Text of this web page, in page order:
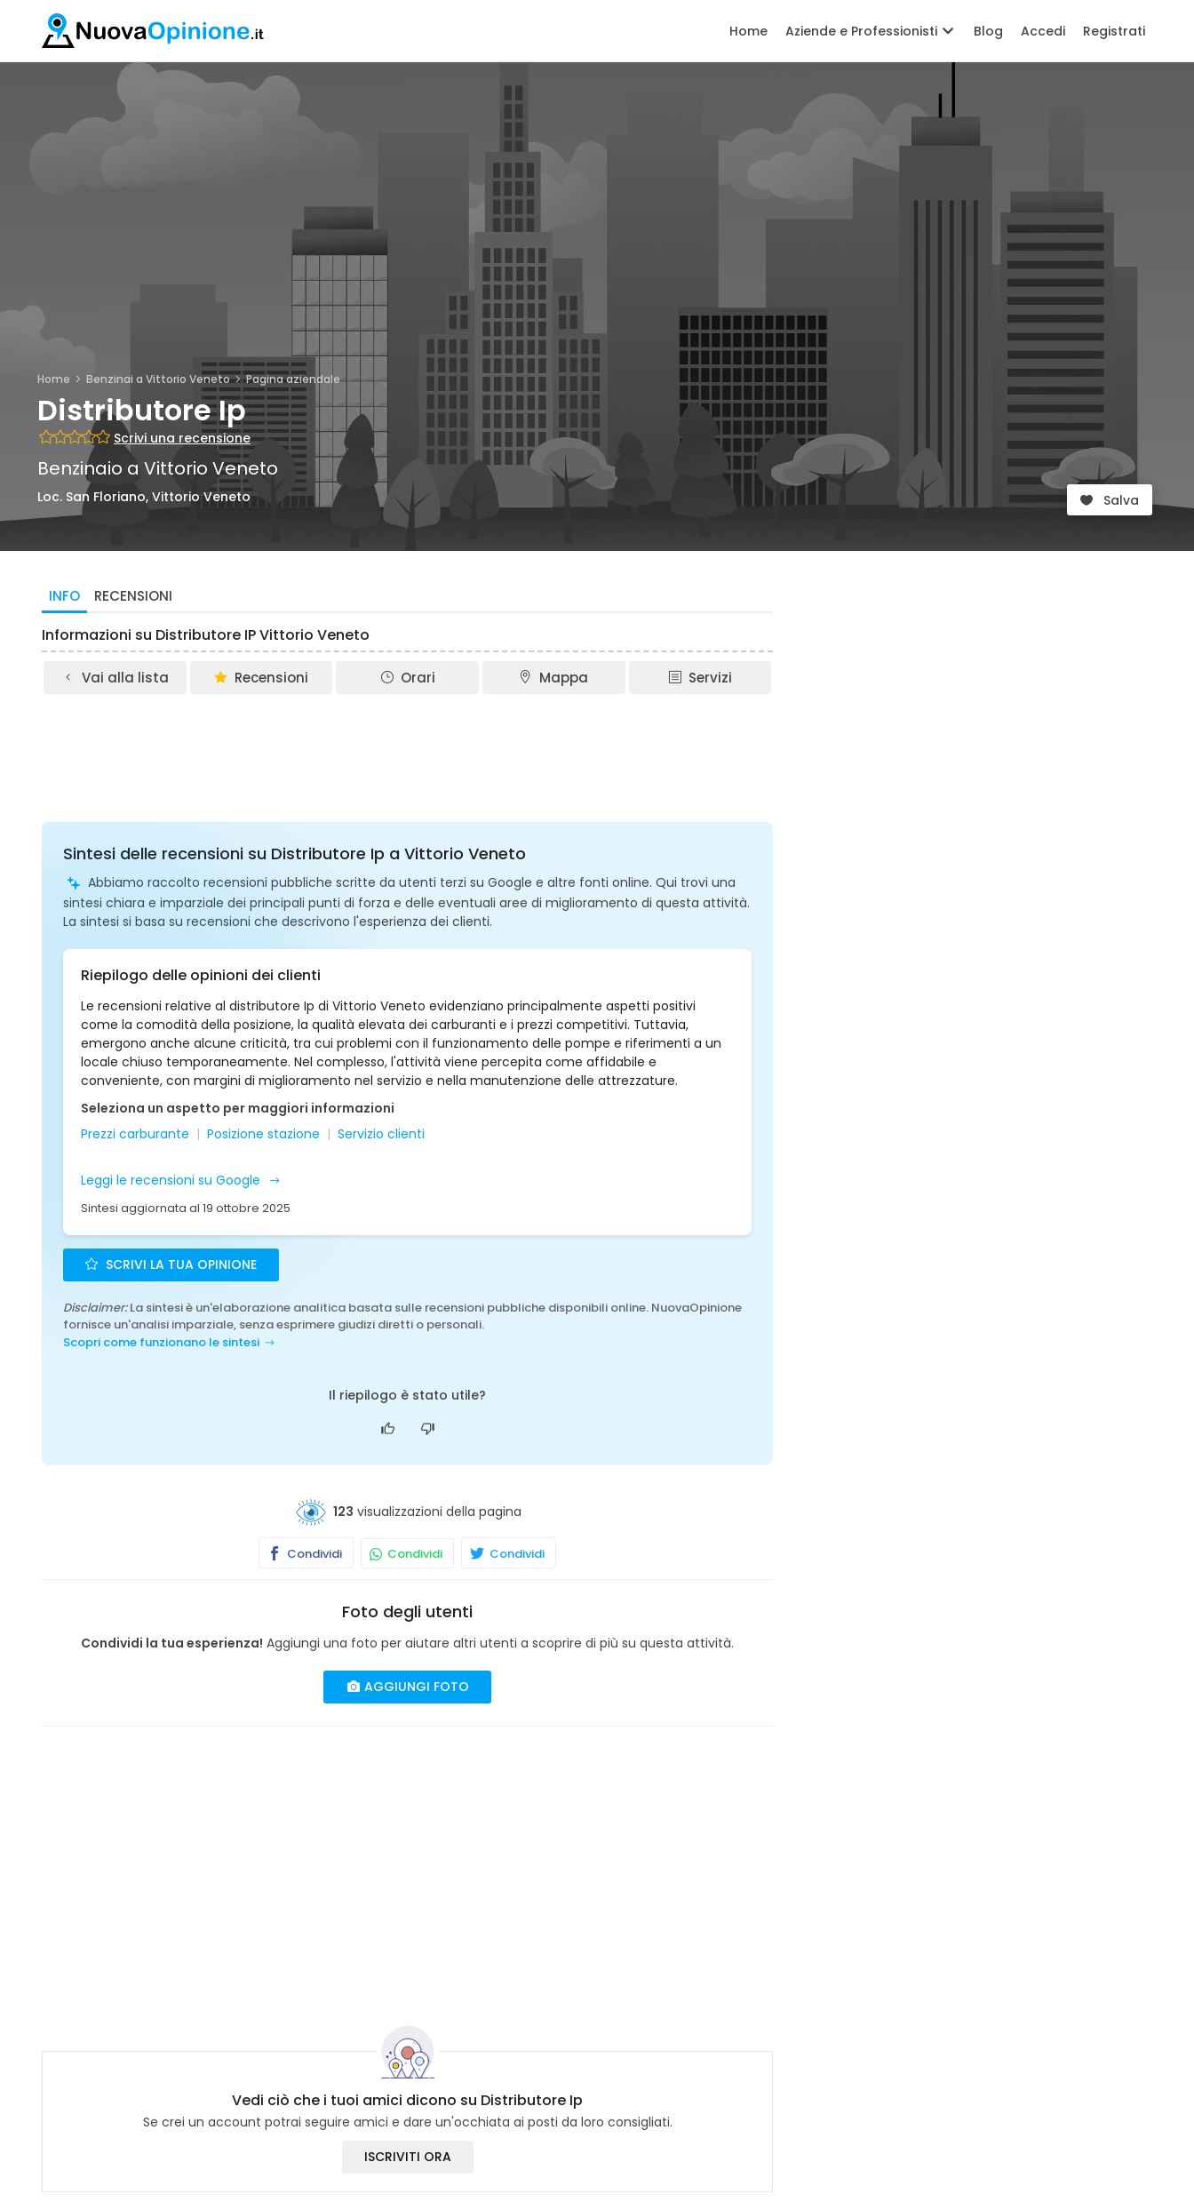
Home Aziende e Professionisti Blog Accedi Registrati
Home Benzinai a Vittorio Veneto Pagina aziendale
Distributore Ip
Scrivi una recensione
Benzinaio a Vittorio Veneto
Loc. San Floriano, Vittorio Veneto Salva
INFO RECENSIONI
Informazioni su Distributore IP Vittorio Veneto
Vai alla lista Recensioni Orari Mappa Servizi
Sintesi delle recensioni su Distributore Ip a Vittorio Veneto
Abbiamo raccolto recensioni pubbliche scritte da utenti terzi su Google e altre fonti online. Qui trovi una
sintesi chiara e imparziale dei principali punti di forza e delle eventuali aree di miglioramento di questa attività.
La sintesi si basa su recensioni che descrivono l'esperienza dei clienti.
Riepilogo delle opinioni dei clienti
Le recensioni relative al distributore Ip di Vittorio Veneto evidenziano principalmente aspetti positivi
come la comodità della posizione, la qualità elevata dei carburanti e i prezzi competitivi. Tuttavia,
emergono anche alcune criticità, tra cui problemi con il funzionamento delle pompe e riferimenti a un
locale chiuso temporaneamente. Nel complesso, l'attività viene percepita come affidabile e
conveniente, con margini di miglioramento nel servizio e nella manutenzione delle attrezzature.
Seleziona un aspetto per maggiori informazioni
Prezzi carburante
Posizione stazione Servizio clienti
Leggi le recensioni su Google
Sintesi aggiornata al 19 ottobre 2025
SCRIVI LA TUA OPINIONE
Disclaimer:La sintesi è un'elaborazione analitica basata sulle recensioni pubbliche disponibili online. NuovaOpinione
fornisce un'analisi imparziale, senza esprimere giudizi diretti o personali.
Scopri come funzionano le sintesi
Il riepilogo è stato utile?
123 visualizzazioni della pagina
Condividi Condividi Condividi
Foto degli utenti
Condividi la tua esperienza! Aggiungi una foto per aiutare altri utenti a scoprire di più su questa attività.
AGGIUNGI FOTO
Vedi ciò che i tuoi amici dicono su Distributore Ip
Se crei un account potrai seguire amici e dare un'occhiata ai posti da loro consigliati.
ISCRIVITI ORA